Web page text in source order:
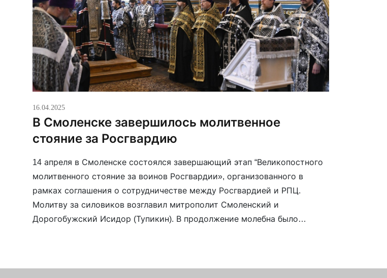
16.04.2025
В Смоленске завершилось молитвенное
стояние за Росгвардию
14 апреля в Смоленске состоялся завершающий этап “Великопостного
молитвенного стояние за воинов Росгвардии», организованного в
рамках соглашения о сотрудничестве между Росгвардией и РПЦ.
Молитву за силовиков возглавил митрополит Смоленский и
Дорогобужский Исидор (Тупикин). В продолжение молебна было